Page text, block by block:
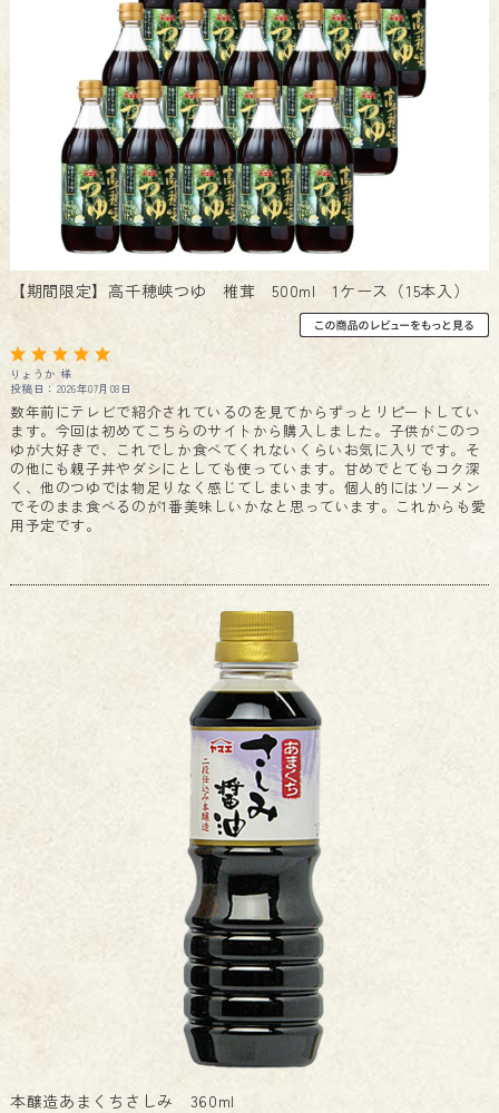
【期間限定】高千穂峡つゆ 椎茸 500ml 1ケース（15本入）
りょうか 様
投稿日：2026年07月08日
数年前にテレビで紹介されているのを見てからずっとリピートしてい
ます。今回は初めてこちらのサイトから購入しました。子供がこのつ
ゆが大好きで、これでしか食べてくれないくらいお気に入りです。そ
の他にも親子丼やダシにとしても使っています。甘めでとてもコク深
く、他のつゆでは物足りなく感じてしまいます。個人的にはソーメン
でそのまま食べるのが1番美味しいかなと思っています。これからも愛
用予定です。
本醸造あまくちさしみ 360ml